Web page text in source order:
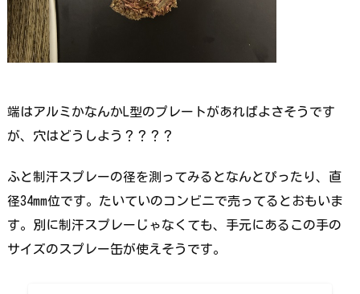
端はアルミかなんかL型のプレートがあればよさそうです
が、穴はどうしよう？？？？
ふと制汗スプレーの径を測ってみるとなんとぴったり、直
径34mm位です。たいていのコンビニで売ってるとおもいま
す。別に制汗スプレーじゃなくても、手元にあるこの手の
サイズのスプレー缶が使えそうです。